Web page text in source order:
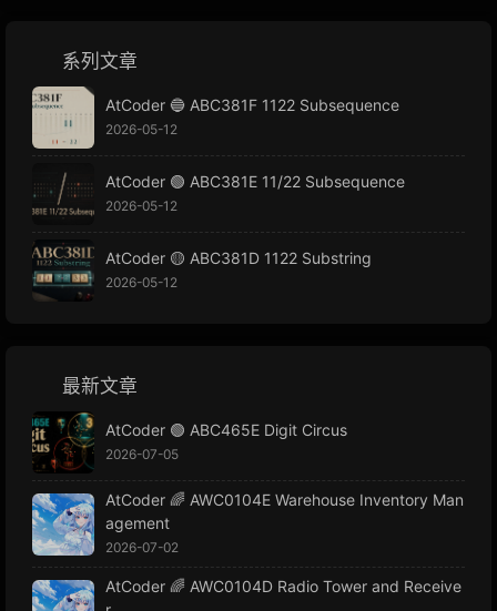
系列文章
AtCoder 🔵 ABC381F 1122 Subsequence
2026-05-12
AtCoder 🟢 ABC381E 11/22 Subsequence
2026-05-12
AtCoder 🟡 ABC381D 1122 Substring
2026-05-12
最新文章
AtCoder 🟢 ABC465E Digit Circus
2026-07-05
AtCoder 🌈 AWC0104E Warehouse Inventory Man
agement
2026-07-02
AtCoder 🌈 AWC0104D Radio Tower and Receive